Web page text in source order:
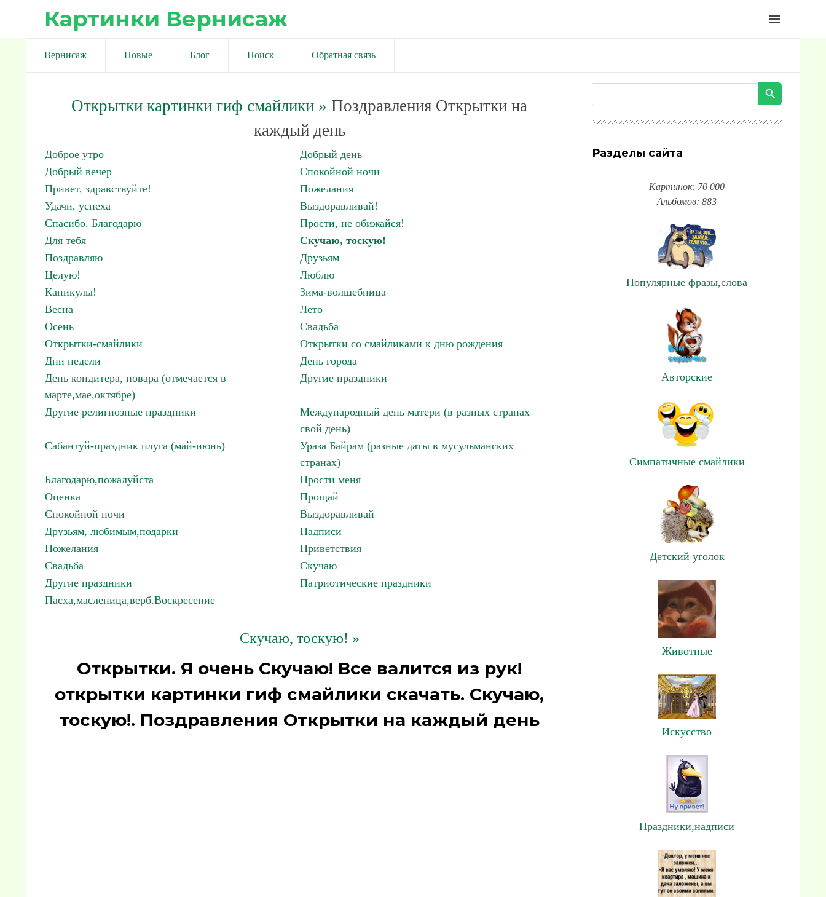
Картинки Вернисаж menu
Вернисаж Новые Блог Поиск Обратная связь
Открытки картинки гиф смайлики » Поздравления Открытки на
каждый день
Доброе утро
Добрый день
Добрый вечер
Спокойной ночи
Привет, здравствуйте!
Пожелания
Удачи, успеха
Выздоравливай!
Спасибо. Благодарю
Прости, не обижайся!
Для тебя
Скучаю, тоскую!
Поздравляю
Друзьям
Целую!
Люблю
Каникулы!
Зима-волшебница
Весна
Лето
Осень
Свадьба
Открытки-смайлики
Открытки со смайликами к дню рождения
Дни недели
День города
День кондитера, повара (отмечается в
марте,мае,октябре)
Другие праздники
Другие религиозные праздники
Международный день матери (в разных странах
свой день)
Сабантуй-праздник плуга (май-июнь)
Ураза Байрам (разные даты в мусульманских
странах)
Благодарю,пожалуйста
Прости меня
Оценка
Прощай
Спокойной ночи
Выздоравливай
Друзьям, любимым,подарки
Надписи
Пожелания
Приветствия
Свадьба
Скучаю
Другие праздники
Патриотические праздники
Пасха,масленица,верб.Воскресение
Скучаю, тоскую! »
Открытки. Я очень Скучаю! Все валится из рук!
открытки картинки гиф смайлики скачать. Скучаю,
тоскую!. Поздравления Открытки на каждый день
Разделы сайта
Картинок: 70 000
Альбомов: 883
Популярные фразы,слова
Авторские
Симпатичные смайлики
Детский уголок
Животные
Искусство
Праздники,надписи